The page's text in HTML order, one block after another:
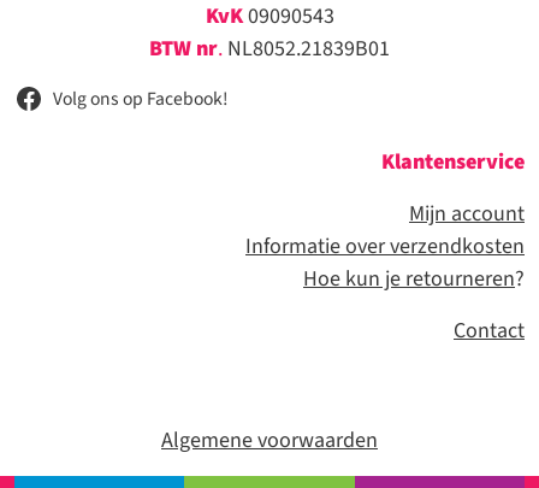
KvK09090543
BTW nr. NL8052.21839B01
Volg ons op Facebook!
Klantenservice
Mijn account
Informatie over verzendkosten
Hoe kun je retourneren?
Contact
Algemene voorwaarden